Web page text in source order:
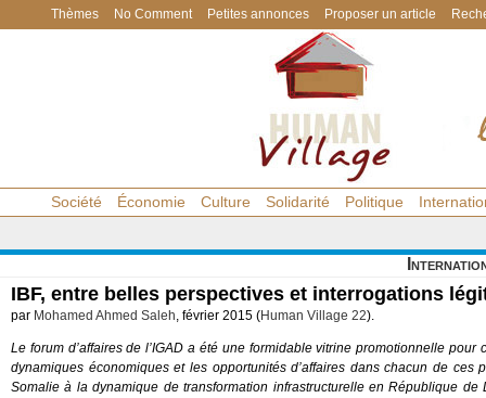
Thèmes No Comment Petites annonces Proposer un article
Société Économie Culture Solidarité Politique
IBF, entre belles perspectives et interrogations
par Mohamed Ahmed Saleh, février 2015 (Human Village 22).
Le forum d’affaires de l’IGAD a été une formidable vitrine promotionnelle
dynamiques économiques et les opportunités d’affaires dans chacun de
Somalie à la dynamique de transformation infrastructurelle en République